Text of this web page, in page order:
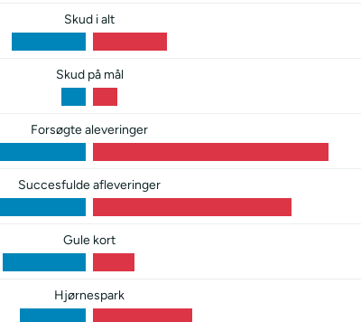
Skud i alt
Skud på mål
Forsøgte aleveringer
Succesfulde afleveringer
Gule kort
Hjørnespark